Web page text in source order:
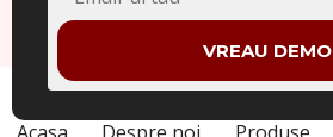
VREAU DEMO